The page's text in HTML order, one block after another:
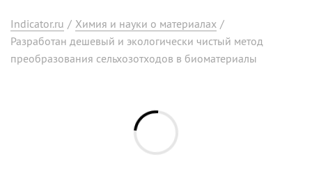
Indicator.ru / Химия и науки о материалах /
Разработан дешевый и экологически чистый метод
преобразования сельхозотходов в биоматериалы